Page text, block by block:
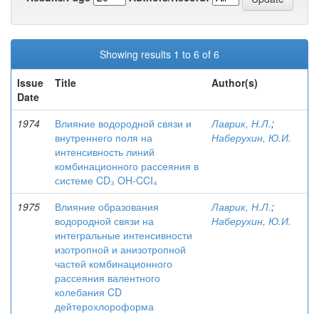
Showing results 1 to 6 of 6
Issue
Date
Title Author(s)
1974
Влияние водородной связи и
внутреннего поля на
интенсивность линий
комбинационного рассеяния в
системе CD₃ OH-CCI₄
Лаврик, Н.Л.;
Наберухин, Ю.И.
1975
Влияние образования
водородной связи на
интегральные интенсивности
изотропной и анизотропной
частей комбинационного
рассеяния валентного
колебания CD
дейтерохлороформа
Лаврик, Н.Л.;
Наберухин, Ю.И.